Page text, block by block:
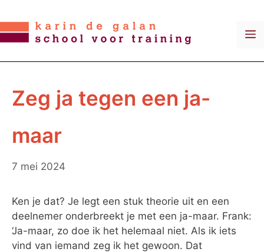
naar
de
Zeg ja tegen een ja-
maar
7 mei 2024
Ken je dat? Je legt een stuk theorie uit en een
deelnemer onderbreekt je met een ja-maar. Frank:
‘Ja-maar, zo doe ik het helemaal niet. Als ik iets
vind van iemand zeg ik het gewoon. Dat